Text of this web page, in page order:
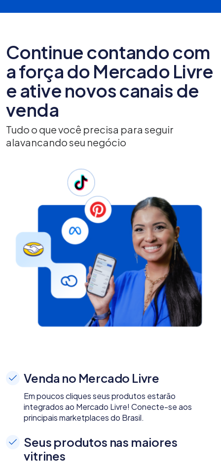
Continue contando com
a força do Mercado Livre
e ative novos canais de
venda
Tudo o que você precisa para seguir
alavancando seu negócio
Venda no Mercado Livre
Em poucos cliques seus produtos estarão
integrados ao Mercado Livre! Conecte-se aos
principais marketplaces do Brasil.
Seus produtos nas maiores
vitrines